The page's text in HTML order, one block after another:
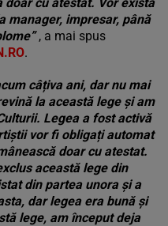
manager, impresar, până
, a mai spus
.
câțiva ani, dar nu mai
la această lege și am
Legea a fost activă
vor fi obligați automat
doar cu atestat.
această lege din
din partea unora și a
dar legea era bună și
lege, am început deja